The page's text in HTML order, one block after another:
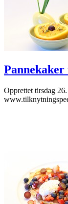
Opprettet tirsdag